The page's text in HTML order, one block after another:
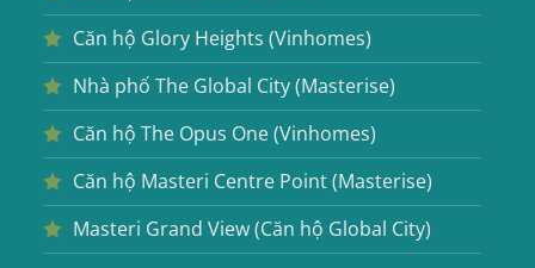
Căn hộ Glory Heights (Vinhomes)
Nhà phố The Global City (Masterise)
Căn hộ The Opus One (Vinhomes)
Căn hộ Masteri Centre Point (Masterise)
Masteri Grand View (Căn hộ Global City)